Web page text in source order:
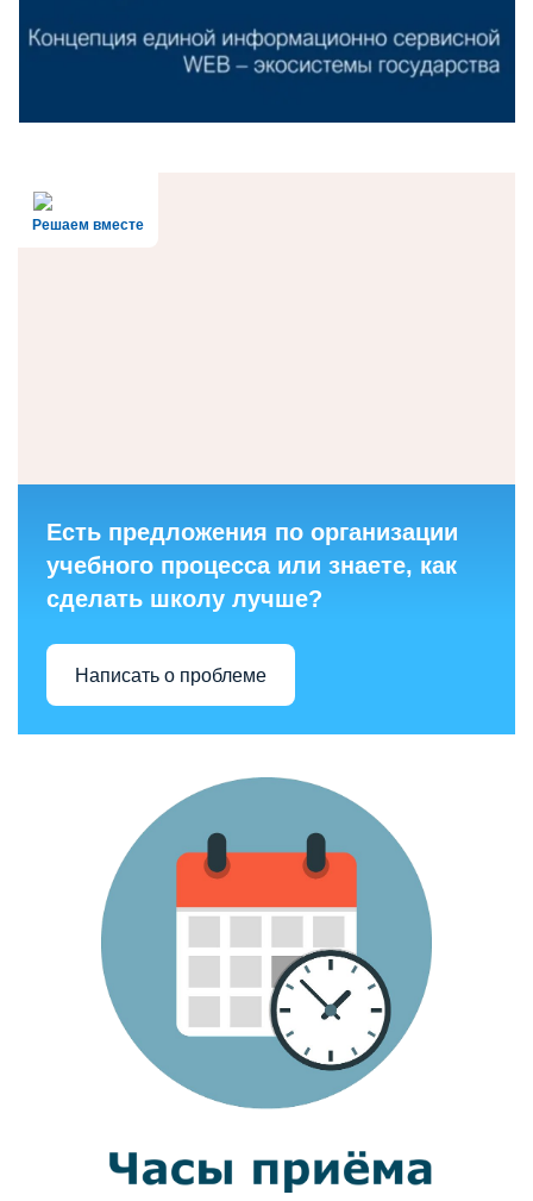
Решаем вместе
Есть предложения по организации
учебного процесса или знаете, как
сделать школу лучше?
Написать о проблеме